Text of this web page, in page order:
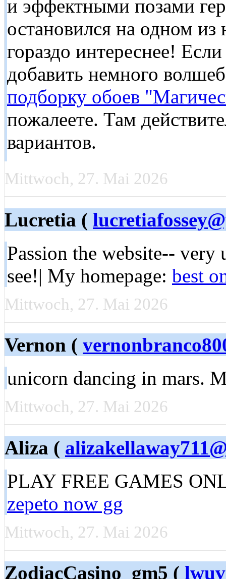
и эффектными позами
остановился на одном из
гораздо интереснее!
добавить немного
подборку обоев
пожалеете. Там
вариантов.
Mittwoch, 27. Mai 2026
Lucretia (
Passion the website-- very
see!| My homepage: best
Mittwoch, 27. Mai 2026
Vernon (
unicorn dancing іn marѕ.
Mittwoch, 27. Mai 2026
Aliza (
PLAY FREE GAMES
zepeto now gg
Mittwoch, 27. Mai 2026
ZodiacCasino_gm5 (